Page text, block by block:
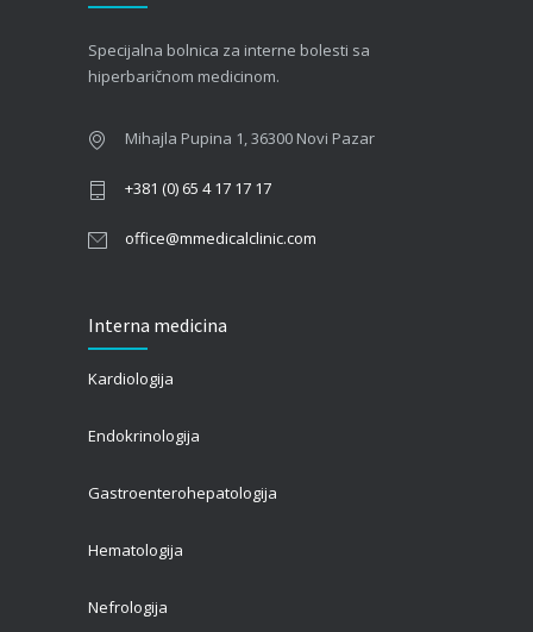
Kako hiperbarična komora pomaže oporavak
01/06/2026
Specijalna bolnica za interne bolesti sa
hiperbaričnom medicinom.
Mihajla Pupina 1, 36300 Novi Pazar
+381 (0) 65 4 17 17 17
office@mmedicalclinic.com
Interna medicina
Kardiologija
Endokrinologija
Gastroenterohepatologija
Hematologija
Nefrologija